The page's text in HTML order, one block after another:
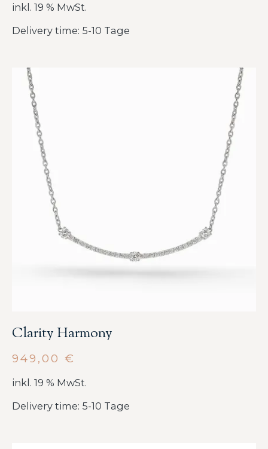
inkl. 19 % MwSt.
Delivery time: 5-10 Tage
Clarity Harmony
949,00 €
inkl. 19 % MwSt.
Delivery time: 5-10 Tage